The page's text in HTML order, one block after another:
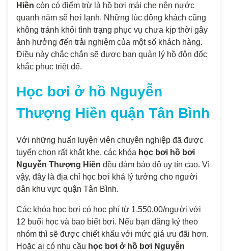
Hiền còn có điểm trừ là hồ bơi mái che nên nước
quanh năm sẽ hơi lạnh. Những lúc đông khách cũng
không tránh khỏi tình trạng phục vụ chưa kịp thời gây
ảnh hưởng đến trải nghiệm của một số khách hàng.
Điều này chắc chắn sẽ được ban quản lý hồ đôn đốc
khắc phục triệt để.
Học bơi ở hồ Nguyễn
Thượng Hiền quận Tân Bình
Với những huấn luyện viên chuyên nghiệp đã được
tuyển chọn rất khắt khe, các khóa học bơi hồ bơi
Nguyễn Thượng Hiền đều đảm bảo độ uy tín cao. Vì
vậy, đây là địa chỉ học bơi khá lý tưởng cho người
dân khu vực quận Tân Bình.
Các khóa học bơi có học phí từ 1.550.00/người với
12 buổi học và bao biết bơi. Nếu bạn đăng ký theo
nhóm thì sẽ được chiết khấu với mức giá ưu đãi hơn.
Hoặc ai có nhu cầu học bơi ở hồ bơi Nguyễn